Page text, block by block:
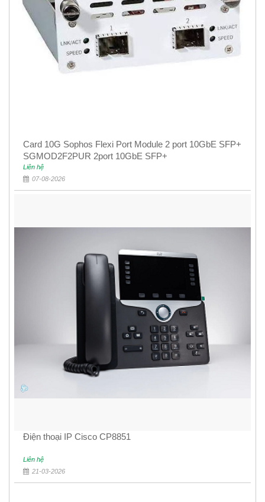
Card 10G Sophos Flexi Port Module 2 port 10GbE SFP+
SGMOD2F2PUR 2port 10GbE SFP+
Liên hệ
07-08-2026
Điện thoại IP Cisco CP8851
Liên hệ
21-03-2026